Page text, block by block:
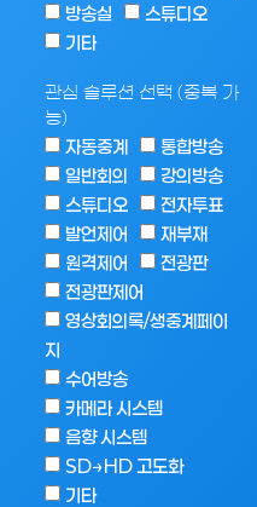
방송실
스튜디오
기타
관심 솔루션 선택 (중복 가
능)
자동중계
통합방송
일반회의
강의방송
스튜디오
전자투표
발언제어
재부재
원격제어
전광판
전광판제어
영상회의록/생중계페이
지
수어방송
카메라 시스템
음향 시스템
SD→HD 고도화
기타